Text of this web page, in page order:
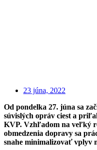
23 júna, 2022
Od pondelka 27. júna sa
súvislých opráv ciest a
KVP. Vzhľadom na veľký
obmedzenia dopravy sa
snahe minimalizovať vplyv